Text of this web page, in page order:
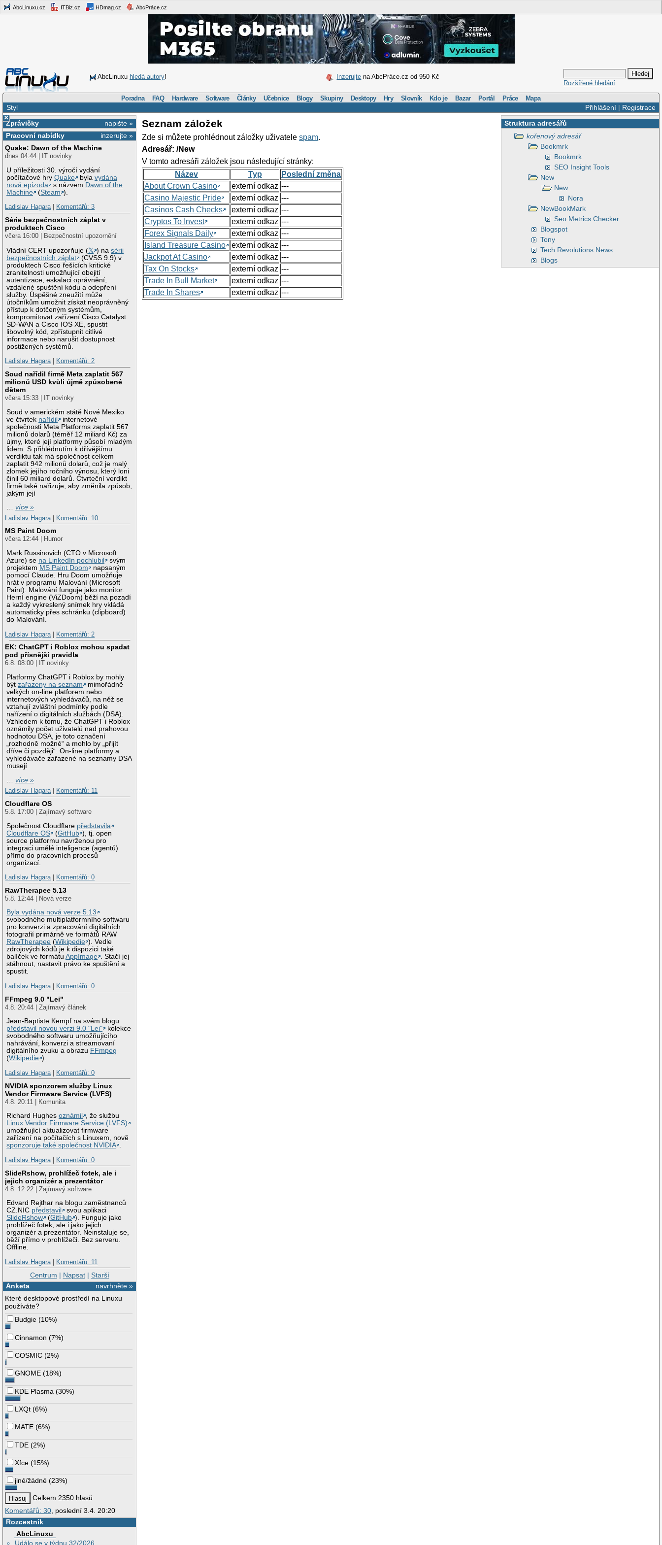
AbcLinuxu.cz ITBiz.cz HDmag.cz AbcPráce.cz
AbcLinuxu hledá autory! Inzerujte na AbcPráce.cz od 950 Kč
Rozšířené hledání
Poradna FAQ Hardware Software Články Učebnice Blogy Skupiny Desktopy Hry Slovník Kdo je Bazar Portál Práce Mapa
Přihlášení| Registrace
Styl
×
napište »
Zprávičky
inzerujte »
Pracovní nabídky
Quake: Dawn of the Machine
dnes 04:44 | IT novinky
U příležitosti 30. výročí vydání
počítačové hryQuake bylavydána
nová epizoda
s názvem Dawn of the
Machine
(Steam ).
Ladislav Hagara| Komentářů: 3
Série bezpečnostních záplat v
produktech Cisco
včera 16:00 | Bezpečnostní upozornění
Vládní CERT upozorňuje (𝕏 ) nasérii
bezpečnostních záplat
(CVSS 9.9) v
produktech Cisco řešících kritické
zranitelnosti umožňující obejití
autentizace, eskalaci oprávnění,
vzdálené spuštění kódu a odepření
služby. Úspěšné zneužití může
útočníkům umožnit získat neoprávněný
přístup k dotčeným systémům,
kompromitovat zařízení Cisco Catalyst
SD-WAN a Cisco IOS XE, spustit
libovolný kód, zpřístupnit citlivé
informace nebo narušit dostupnost
postižených systémů.
Ladislav Hagara| Komentářů: 2
Soud nařídil firmě Meta zaplatit 567
milionů USD kvůli újmě způsobené
dětem
včera 15:33 | IT novinky
Soud v americkém státě Nové Mexiko
ve čtvrtek nařídil
internetové
společnosti Meta Platforms zaplatit 567
milionů dolarů (téměř 12 miliard Kč) za
újmy, které její platformy působí mladým
lidem. S přihlédnutím k dřívějšímu
verdiktu tak má společnost celkem
zaplatit 942 milionů dolarů, což je malý
zlomek jejího ročního výnosu, který loni
činil 60 miliard dolarů. Čtvrteční verdikt
firmě také nařizuje, aby změnila způsob,
jakým její
…více »
Ladislav Hagara
Komentářů: 10
MS Paint Doom
včera 12:44 | Humor
Mark Russinovich (CTO v Microsoft
Azure) se na LinkedIn pochlubil
svým
projektem MS Paint Doom
napsaným
pomocí Claude. Hru Doom umožňuje
hrát v programu Malování (Microsoft
Paint). Malování funguje jako monitor.
Herní engine (ViZDoom) běží na pozadí
a každý vykreslený snímek hry vkládá
automaticky přes schránku (clipboard)
do Malování.
Ladislav Hagara
Komentářů: 2
EK: ChatGPT i Roblox mohou spadat
pod přísnější pravidla
6.8. 08:00 | IT novinky
Platformy ChatGPT i Roblox by mohly
býtzařazeny na seznam
mimořádně
velkých on-line platforem nebo
internetových vyhledávačů, na něž se
vztahují zvláštní podmínky podle
nařízení o digitálních službách (DSA).
Vzhledem k tomu, že ChatGPT i Roblox
oznámily počet uživatelů nad prahovou
hodnotou DSA, je toto označení
„rozhodně možné“ a mohlo by „přijít
dříve či později“. On-line platformy a
vyhledávače zařazené na seznamy DSA
musejí
…více »
Ladislav Hagara| Komentářů: 11
Cloudflare OS
5.8. 17:00 | Zajímavý software
Společnost Cloudflare představila
Cloudflare OS
(GitHub ), tj. open
source platformu navrženou pro
integraci umělé inteligence (agentů)
přímo do pracovních procesů
organizací.
Ladislav Hagara| Komentářů: 0
RawTherapee 5.13
5.8. 12:44 | Nová verze
Byla vydána nová verze 5.13
svobodného multiplatformního softwaru
pro konverzi a zpracování digitálních
fotografií primárně ve formátů RAW
RawTherapee (Wikipedie ). Vedle
zdrojových kódů je k dispozici také
balíček ve formátuAppImage . Stačí jej
stáhnout, nastavit právo ke spuštění a
spustit.
Ladislav Hagara| Komentářů: 0
FFmpeg 9.0 "Lei"
4.8. 20:44 | Zajímavý článek
Jean-Baptiste Kempf na svém blogu
představil novou verzi 9.0 "Lei"
kolekce
svobodného softwaru umožňujícího
nahrávání, konverzi a streamovaní
digitálního zvuku a obrazu FFmpeg
(Wikipedie ).
Ladislav Hagara| Komentářů: 0
NVIDIA sponzorem služby Linux
Vendor Firmware Service (LVFS)
4.8. 20:11 | Komunita
Richard Hughesoznámil
, že službu
Linux Vendor Firmware Service (LVFS)
umožňující aktualizovat firmware
zařízení na počítačích s Linuxem, nově
sponzoruje také společnost NVIDIA .
Ladislav Hagara| Komentářů: 0
SlideRshow, prohlížeč fotek, ale i
jejich organizér a prezentátor
4.8. 12:22 | Zajímavý software
Edvard Rejthar na blogu zaměstnanců
CZ.NIC představil
svou aplikaci
SlideRshow
(GitHub ). Funguje jako
prohlížeč fotek, ale i jako jejich
organizér a prezentátor. Neinstaluje se,
běží přímo v prohlížeči. Bez serveru.
Offline.
Ladislav Hagara| Komentářů: 11
Centrum | Napsat| Starší
navrhněte »
Anketa
Které desktopové prostředí na Linuxu
používáte?
Budgie (10%)
Cinnamon (7%)
COSMIC (2%)
GNOME (18%)
KDE Plasma (30%)
LXQt (6%)
MATE (6%)
TDE (2%)
Xfce (15%)
jiné/žádné (23%)
Celkem 2350 hlasů
Komentářů: 30 , poslední 3.4. 20:20
Rozcestník
AbcLinuxu
Událo se v týdnu 32/2026
Struktura adresářů
kořenový adresář
Bookmrk
Bookmrk
SEO Insight Tools
New
New
Nora
NewBookMark
Seo Metrics Checker
Blogspot
Tony
Tech Revolutions News
Blogs
Seznam záložek
Zde si můžete prohlédnout záložky uživatelespam.
Adresář: /New
V tomto adresáři záložek jsou následující stránky:
Název
Typ
Poslední změna
About Crown Casino
externí odkaz ---
Casino Majestic Pride
externí odkaz ---
Casinos Cash Checks
externí odkaz ---
Cryptos To Invest
externí odkaz ---
Forex Signals Daily
externí odkaz ---
Island Treasure Casino
externí odkaz ---
Jackpot At Casino
externí odkaz ---
Tax On Stocks
externí odkaz ---
Trade In Bull Market
externí odkaz ---
Trade In Shares
externí odkaz ---